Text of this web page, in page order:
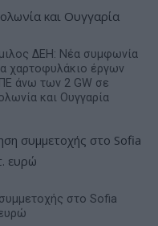
ΔΕΗ: Νέα συμφωνία
χαρτοφυλάκιο έργων
άνω των 2 GW σε
και Ουγγαρία
στο Sofia